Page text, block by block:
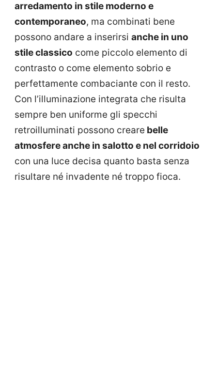
arredamento in stile moderno e
contemporaneo, ma combinati bene
possono andare a inserirsi anche in uno
stile classico come piccolo elemento di
contrasto o come elemento sobrio e
perfettamente combaciante con il resto.
Con l’illuminazione integrata che risulta
sempre ben uniforme gli specchi
retroilluminati possono creare belle
atmosfere anche in salotto e nel corridoio
con una luce decisa quanto basta senza
risultare né invadente né troppo fioca.